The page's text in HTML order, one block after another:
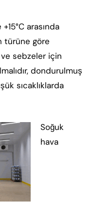
arasında
türüne göre
ve sebzeler için
dondurulmuş
sıcaklıklarda
Soğuk
hava